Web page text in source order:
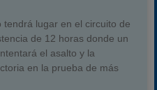
lugar en el circuito de
de 12 horas donde un
el asalto y la
en la prueba de más